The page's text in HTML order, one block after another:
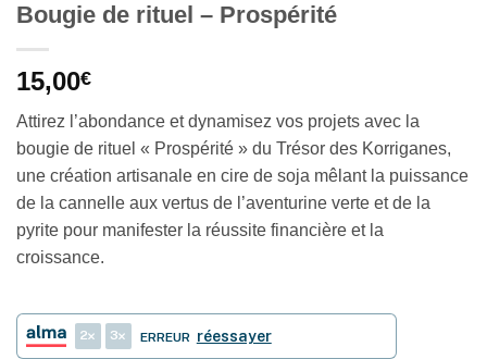
Bougie de rituel – Prospérité
15,00€
Attirez l’abondance et dynamisez vos projets avec la
bougie de rituel « Prospérité » du Trésor des Korriganes,
une création artisanale en cire de soja mêlant la puissance
de la cannelle aux vertus de l’aventurine verte et de la
pyrite pour manifester la réussite financière et la
croissance.
2 3 ERREUR réessayer